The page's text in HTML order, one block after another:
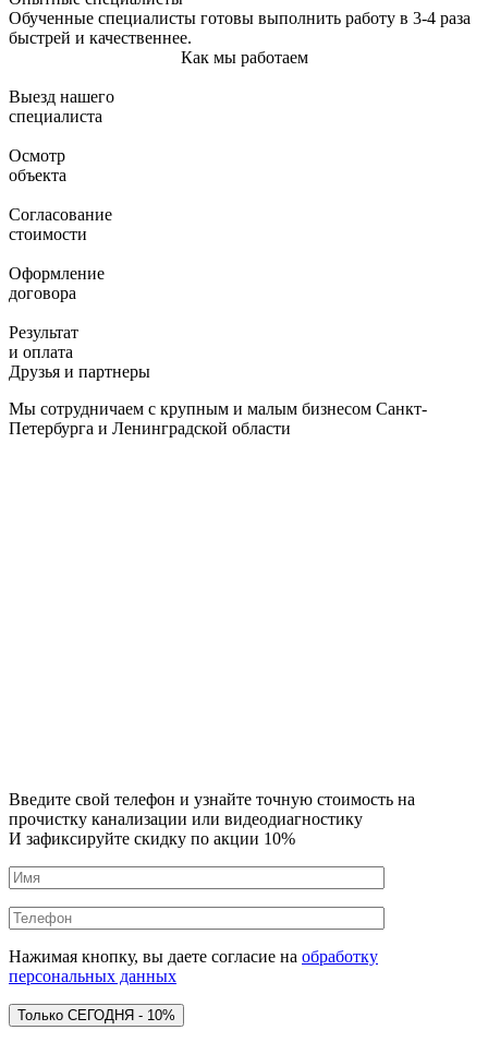
Обученные специалисты готовы выполнить работу в 3-4 раза
быстрей и качественнее.
Как мы работаем
Выезд нашего
специалиста
Осмотр
объекта
Согласование
стоимости
Оформление
договора
Результат
и оплата
Друзья и партнеры
Мы сотрудничаем с крупным и малым бизнесом Санкт-
Петербурга и Ленинградской области
Введите свой телефон и узнайте точную стоимость на
прочистку канализации или видеодиагностику
И зафиксируйте скидку по акции 10%
Нажимая кнопку, вы даете согласие на обработку
персональных данных